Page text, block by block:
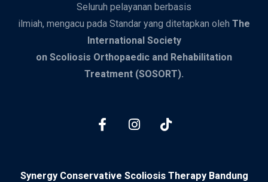
Seluruh pelayanan berbasis
ilmiah, mengacu pada Standar yang ditetapkan oleh The
International Society
on Scoliosis Orthopaedic and Rehabilitation
Treatment (SOSORT).
Synergy Conservative Scoliosis Therapy Bandung